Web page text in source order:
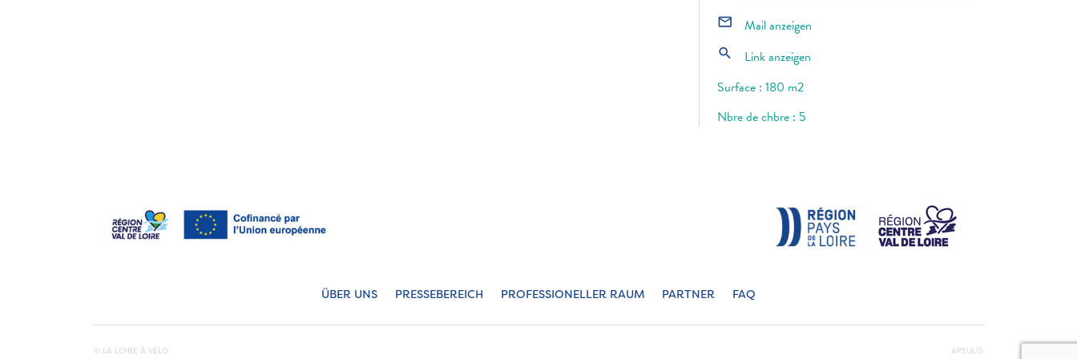
mail_outline Mail anzeigen
search
Link anzeigen
Surface : 180 m2
Nbre de chbre : 5
ÜBER UNS PRESSEBEREICH PROFESSIONELLER RAUM PARTNER FAQ
© LA LOIRE À VÉLO APSULIS